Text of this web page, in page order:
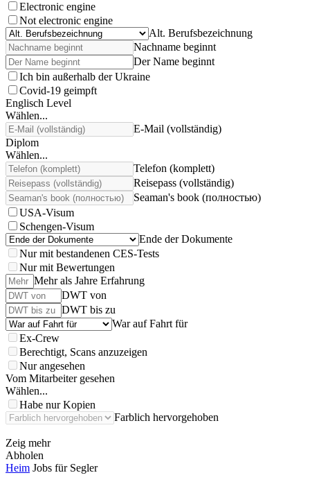
Electronic engine
Not electronic engine
Alt. Berufsbezeichnung
Nachname beginnt
Der Name beginnt
Ich bin außerhalb der Ukraine
Covid-19 geimpft
Englisch Level
Wählen...
E-Mail (vollständig)
Diplom
Wählen...
Telefon (komplett)
Reisepass (vollständig)
Seaman's book (полностью)
USA-Visum
Schengen-Visum
Ende der Dokumente
Nur mit bestandenen CES-Tests
Nur mit Bewertungen
Mehr als Jahre Erfahrung
DWT von
DWT bis zu
War auf Fahrt für
Ex-Crew
Berechtigt, Scans anzuzeigen
Nur angesehen
Vom Mitarbeiter gesehen
Wählen...
Habe nur Kopien
Farblich hervorgehoben
Zeig mehr
Abholen
Heim Jobs für Segler